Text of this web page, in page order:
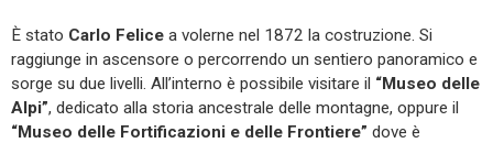
È stato Carlo Felice a volerne nel 1872 la costruzione. Si
raggiunge in ascensore o percorrendo un sentiero panoramico e
sorge su due livelli. All’interno è possibile visitare il “Museo delle
Alpi”, dedicato alla storia ancestrale delle montagne, oppure il
“Museo delle Fortificazioni e delle Frontiere” dove è